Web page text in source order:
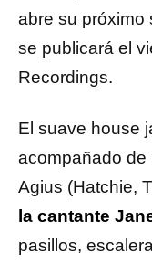
abre su próximo
se publicará el
Recordings.
El suave house
acompañado de
Agius (Hatchie,
la cantante
pasillos,